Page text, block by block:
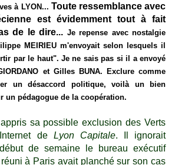
à LYON... Toute ressemblance avec
est évidemment tout à fait
de le dire... Je repense avec nostalgie
MEIRIEU m'envoyait selon lesquels il
par le haut". Je ne sais pas si il a envoyé
et Gilles BUNA. Exclure comme
un désaccord politique, voilà un bien
un pédagogue de la coopération.
sa possible exclusion des Verts
de Lyon Capitale. Il ignorait
de semaine le bureau exécutif
à Paris avait planché sur son cas